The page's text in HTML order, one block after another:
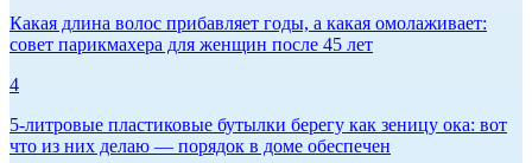
Какая длина волос прибавляет годы, а какая омолаживает:
совет парикмахера для женщин после 45 лет
4
5-литровые пластиковые бутылки берегу как зеницу ока: вот
что из них делаю — порядок в доме обеспечен